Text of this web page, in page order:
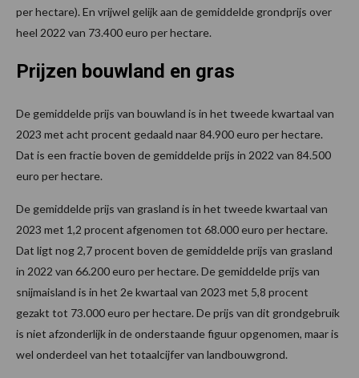
per hectare). En vrijwel gelijk aan de gemiddelde grondprijs over
heel 2022 van 73.400 euro per hectare.
Prijzen bouwland en gras
De gemiddelde prijs van bouwland is in het tweede kwartaal van
2023 met acht procent gedaald naar 84.900 euro per hectare.
Dat is een fractie boven de gemiddelde prijs in 2022 van 84.500
euro per hectare.
De gemiddelde prijs van grasland is in het tweede kwartaal van
2023 met 1,2 procent afgenomen tot 68.000 euro per hectare.
Dat ligt nog 2,7 procent boven de gemiddelde prijs van grasland
in 2022 van 66.200 euro per hectare. De gemiddelde prijs van
snijmaisland is in het 2e kwartaal van 2023 met 5,8 procent
gezakt tot 73.000 euro per hectare. De prijs van dit grondgebruik
is niet afzonderlijk in de onderstaande figuur opgenomen, maar is
wel onderdeel van het totaalcijfer van landbouwgrond.